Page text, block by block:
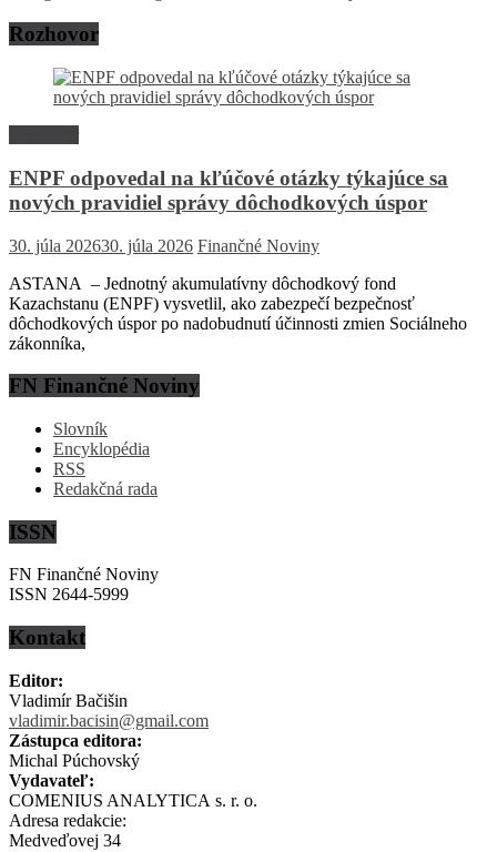
Rozhovor
ENPF odpovedal na kľúčové otázky týkajúce sa
nových pravidiel správy dôchodkových úspor
30. júla 202630. júla 2026 Finančné Noviny
ASTANA – Jednotný akumulatívny dôchodkový fond
Kazachstanu (ENPF) vysvetlil, ako zabezpečí bezpečnosť
dôchodkových úspor po nadobudnutí účinnosti zmien Sociálneho
zákonníka,
FN Finančné Noviny
Slovník
Encyklopédia
RSS
Redakčná rada
ISSN
FN Finančné Noviny
ISSN 2644-5999
Kontakt
Editor:
Vladimír Bačišin
vladimir.bacisin@gmail.com
Zástupca editora:
Michal Púchovský
Vydavateľ:
COMENIUS ANALYTICA s. r. o.
Adresa redakcie:
Medveďovej 34